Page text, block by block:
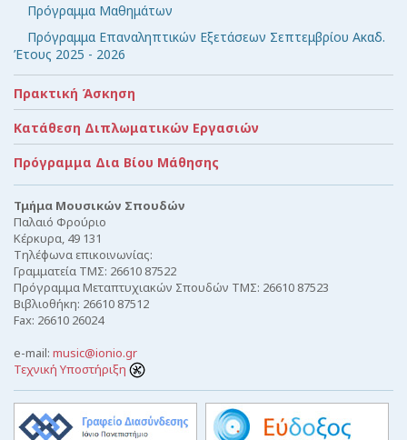
Πρόγραμμα Μαθημάτων
Πρόγραμμα Επαναληπτικών Εξετάσεων Σεπτεμβρίου Ακαδ.
Έτους 2025 - 2026
Πρακτική Άσκηση
Κατάθεση Διπλωματικών Εργασιών
Πρόγραμμα Δια Βίου Μάθησης
Τμήμα Μουσικών Σπουδών
Παλαιό Φρούριο
Κέρκυρα, 49 131
Τηλέφωνα επικοινωνίας:
Γραμματεία ΤΜΣ: 26610 87522
Πρόγραμμα Μεταπτυχιακών Σπουδών ΤΜΣ: 26610 87523
Βιβλιοθήκη: 26610 87512
Fax: 26610 26024
e-mail: music@ionio.gr
Τεχνική Υποστήριξη